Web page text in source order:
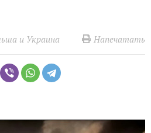
и Украина Напечатать